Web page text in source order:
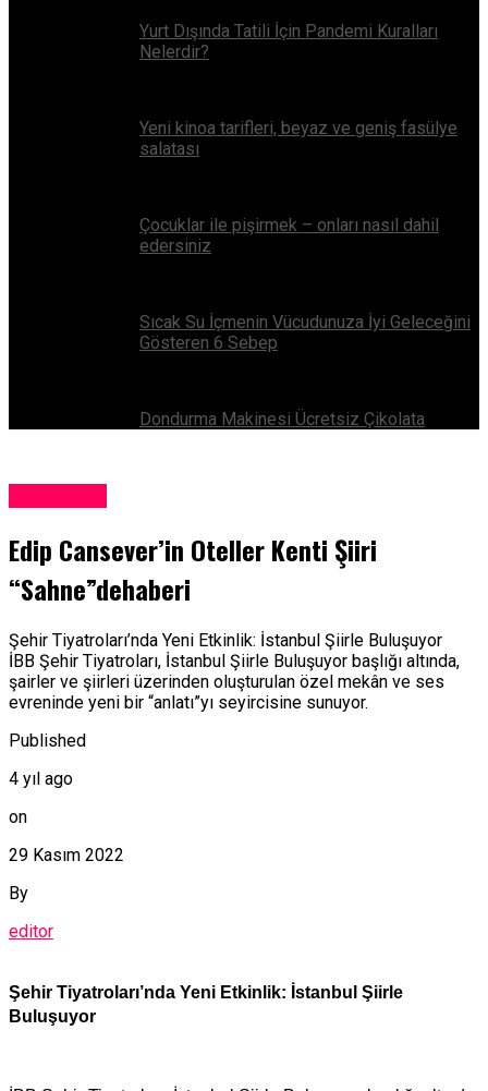
Yurt Dışında Tatili İçin Pandemi Kuralları
Nelerdir?
Yeni kinoa tarifleri, beyaz ve geniş fasülye
salatası
Çocuklar ile pişirmek – onları nasıl dahil
edersiniz
Sıcak Su İçmenin Vücudunuza İyi Geleceğini
Gösteren 6 Sebep
Dondurma Makinesi Ücretsiz Çikolata
Edip Cansever’in Oteller Kenti Şiiri
“Sahne”dehaberi
Şehir Tiyatroları’nda Yeni Etkinlik: İstanbul Şiirle Buluşuyor
İBB Şehir Tiyatroları, İstanbul Şiirle Buluşuyor başlığı altında,
şairler ve şiirleri üzerinden oluşturulan özel mekân ve ses
evreninde yeni bir “anlatı”yı seyircisine sunuyor.
Published
4 yıl ago
on
29 Kasım 2022
By
editor
Şehir Tiyatroları’nda Yeni Etkinlik: İstanbul Şiirle
Buluşuyor